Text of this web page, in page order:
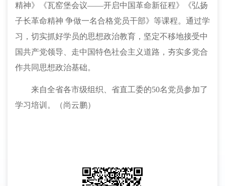
精神》《瓦窑堡会议——开启中国革命新征程》《弘扬
子长革命精神 争做一名合格党员干部》等课程。通过学
习，切实抓好学员的思想政治教育，坚定不移地接受中
国共产党领导、走中国特色社会主义道路，夯实多党合
作共同思想政治基础。
来自全省各市级组织、省直工委的50名党员参加了
学习培训。（尚云鹏）